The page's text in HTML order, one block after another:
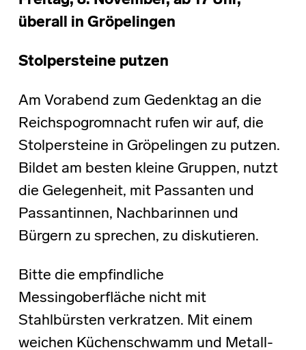
überall in Gröpelingen
Stolpersteine putzen
Am Vorabend zum Gedenktag an die
Reichspogromnacht rufen wir auf, die
Stolpersteine in Gröpelingen zu putzen.
Bildet am besten kleine Gruppen, nutzt
die Gelegenheit, mit Passanten und
Passantinnen, Nachbarinnen und
Bürgern zu sprechen, zu diskutieren.
Bitte die empfindliche
Messingoberfläche nicht mit
Stahlbürsten verkratzen. Mit einem
weichen Küchenschwamm und Metall-